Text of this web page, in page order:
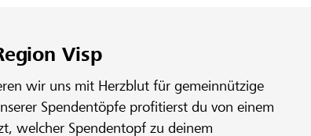
Visp
wir uns mit Herzblut für gemeinnützige
Spendentöpfe profitierst du von einem
welcher Spendentopf zu deinem